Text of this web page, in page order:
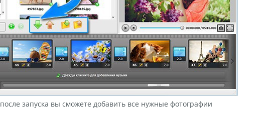
запуска вы сможете добавить все нужные фотографии